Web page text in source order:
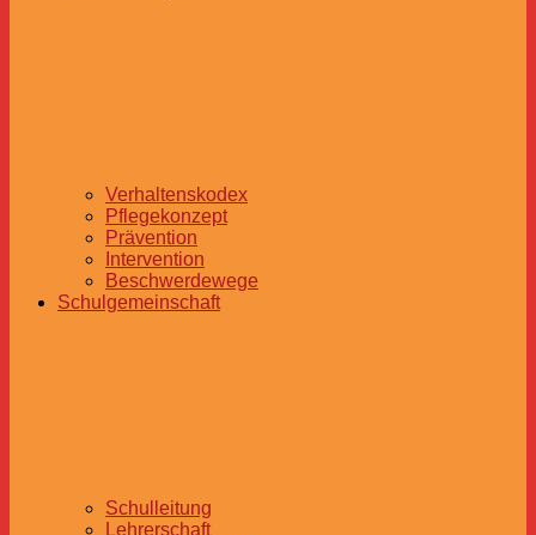
Verhaltenskodex
Pflegekonzept
Prävention
Intervention
Beschwerdewege
Schulgemeinschaft
Schulleitung
Lehrerschaft